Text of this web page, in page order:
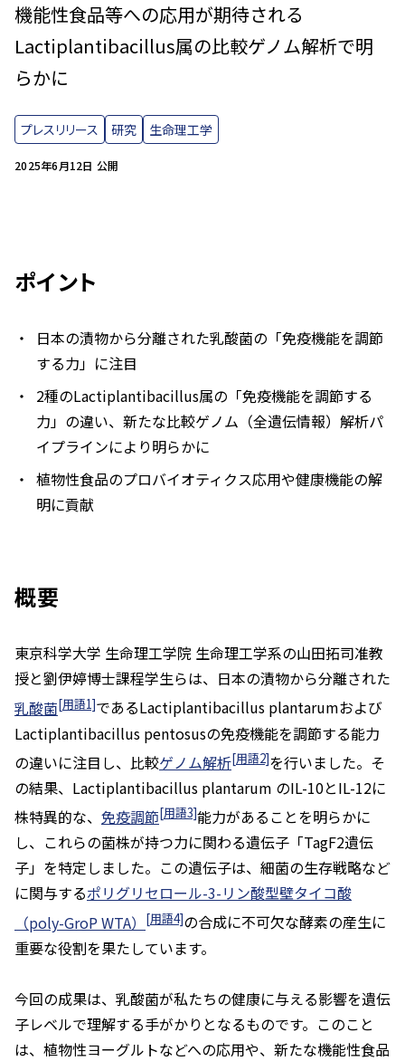
2025年6月12日 公開
機能性食品等への応用が期待される
Lactiplantibacillus属の比較ゲノム解析で明
らかに
プレスリリース 研究 生命理工学
ポイント
日本の漬物から分離された乳酸菌の「免疫機能を調節
する力」に注目
2種のLactiplantibacillus属の「免疫機能を調節する
力」の違い、新たな比較ゲノム（全遺伝情報）解析パ
イプラインにより明らかに
植物性食品のプロバイオティクス応用や健康機能の解
明に貢献
概要
東京科学大学 生命理工学院 生命理工学系の山田拓司准教
授と劉伊婷博士課程学生らは、日本の漬物から分離された
乳酸菌[用語1]であるLactiplantibacillus plantarumおよび
Lactiplantibacillus pentosusの免疫機能を調節する能力
の違いに注目し、比較ゲノム解析[用語2]を行いました。そ
の結果、 Lactiplantibacillus plantarum のIL-10とIL-12に
株特異的な、 免疫調節[用語3]能力があることを明らかに
し、これらの菌株が持つ力に関わる遺伝子「TagF2遺伝
子」を特定しました。この遺伝子は、細菌の生存戦略など
に関与するポリグリセロール-3-リン酸型壁タイコ酸
（poly-GroP WTA）
[用語4]の合成に不可欠な酵素の産生に
重要な役割を果たしています。
今回の成果は、乳酸菌が私たちの健康に与える影響を遺伝
子レベルで理解する手がかりとなるものです。このこと
は、植物性ヨーグルトなどへの応用や、新たな機能性食品